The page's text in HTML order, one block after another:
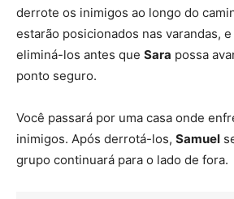
derrote os inimigos ao longo do
estarão posicionados nas varandas,
eliminá-los antes que Sara possa
ponto seguro.
Você passará por uma casa onde
inimigos. Após derrotá-los, Samuel
grupo continuará para o lado de fora.